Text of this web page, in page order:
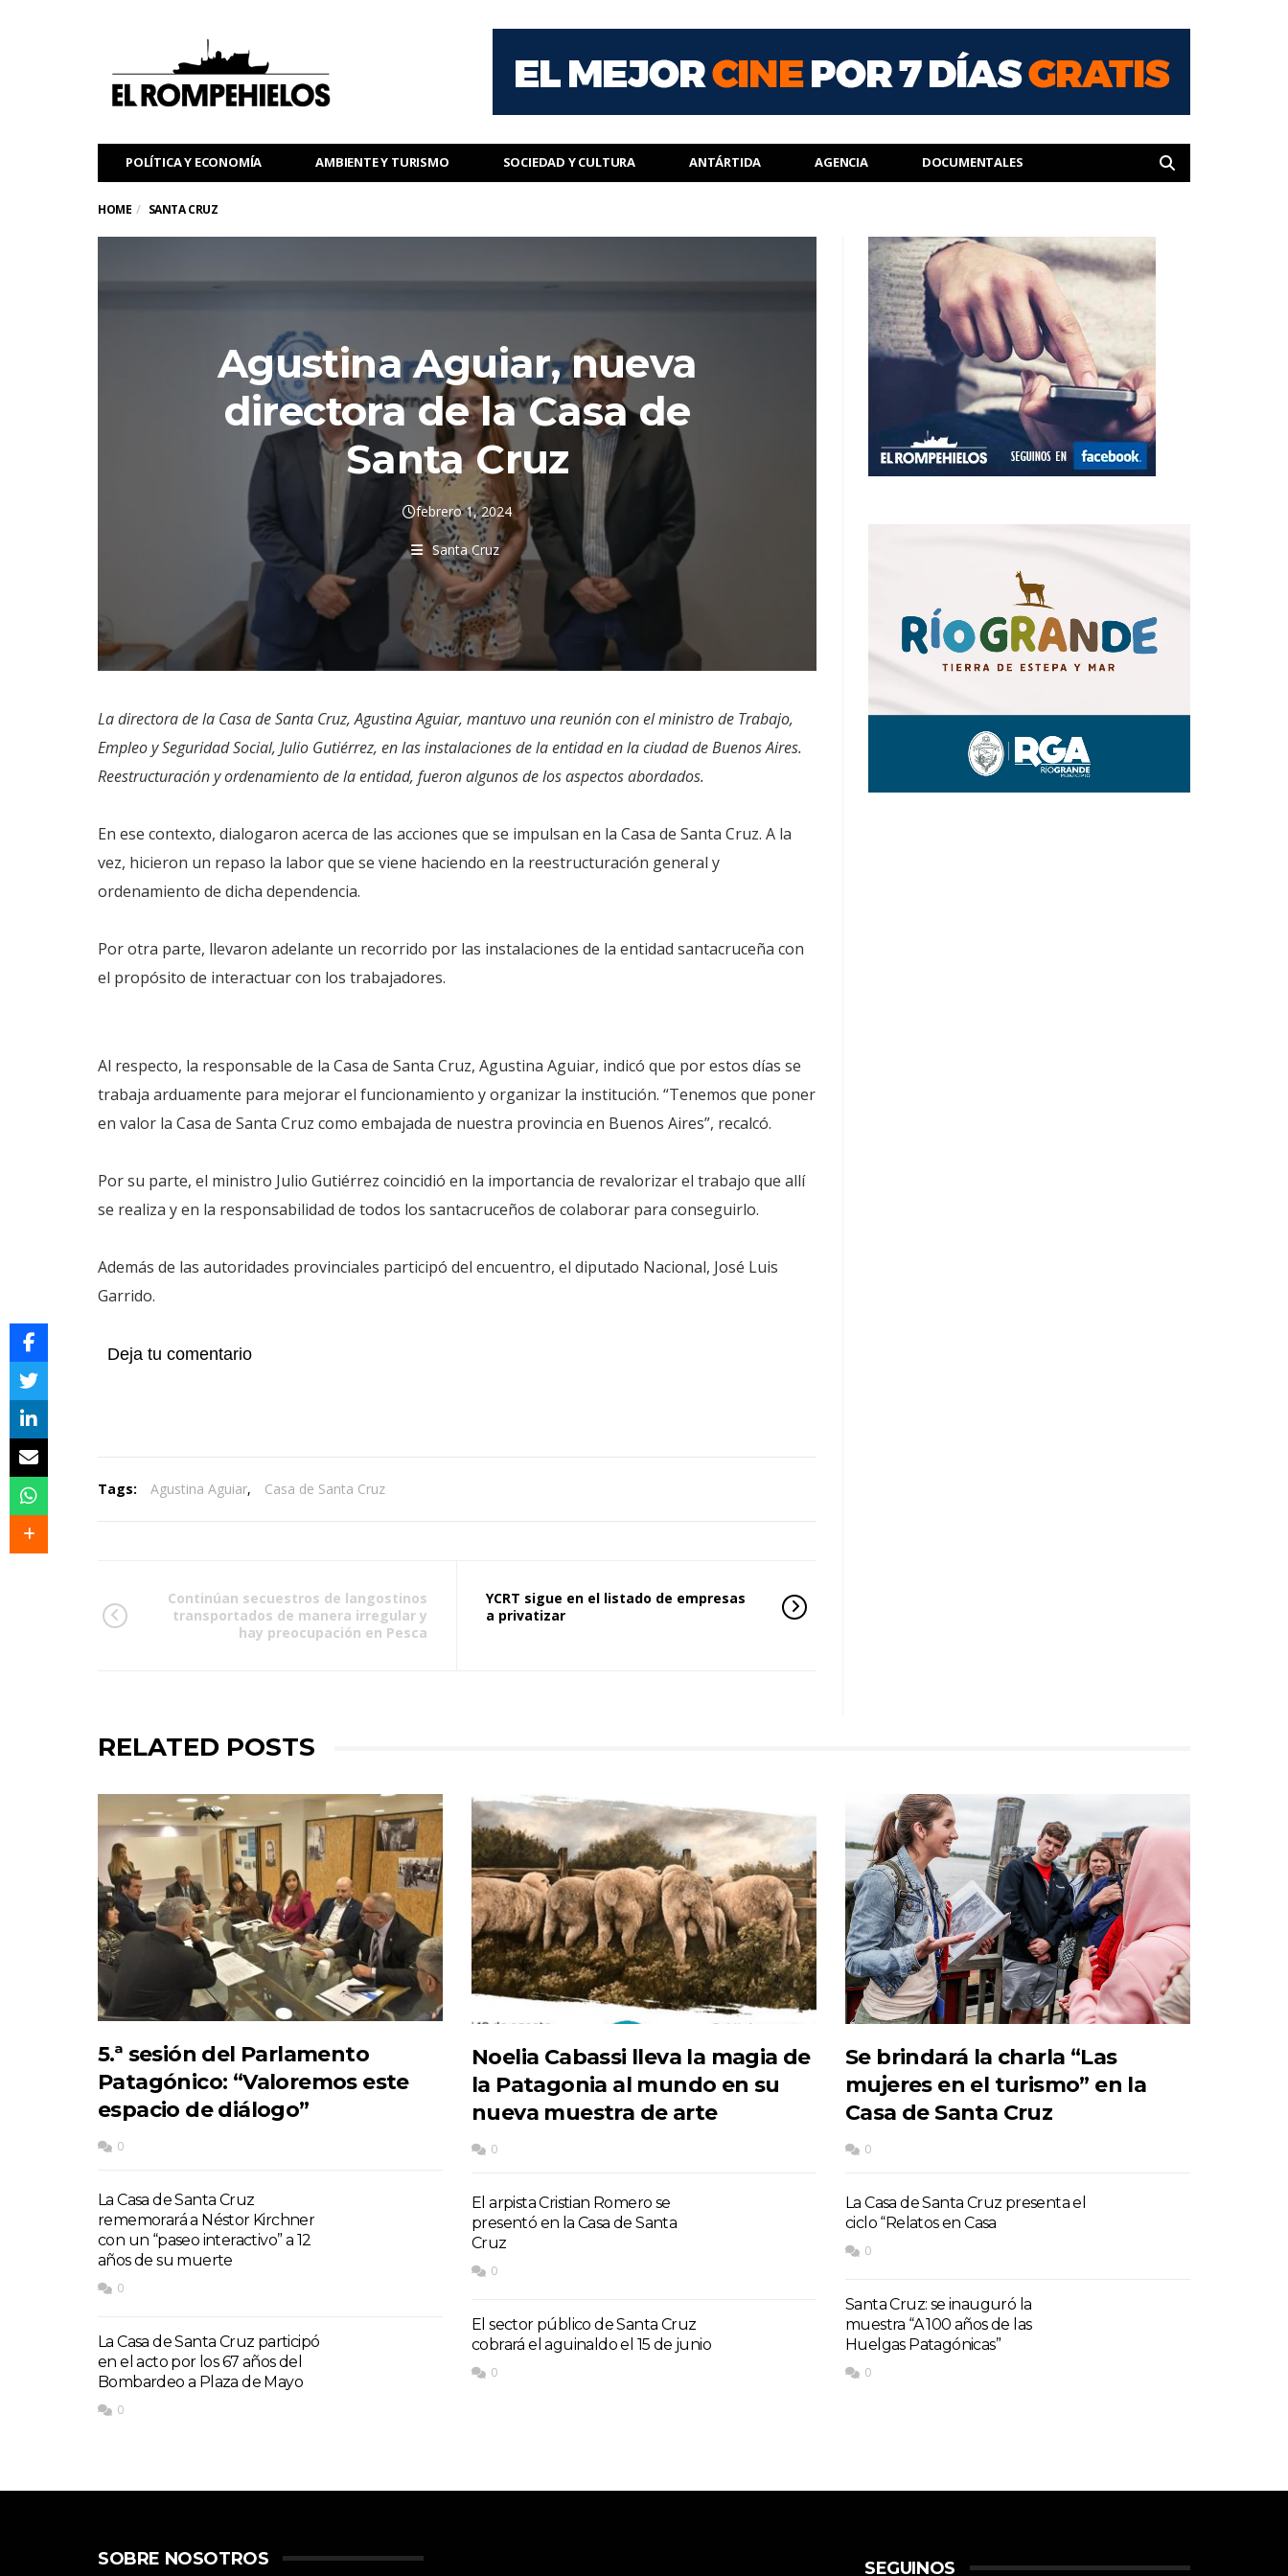
POLÍTICA Y ECONOMÍA AMBIENTE Y TURISMO SOCIEDAD Y CULTURA ANTÁRTIDA AGENCIA DOCUMENTALES
HOME SANTA CRUZ
Agustina Aguiar, nueva
directora de la Casa de
Santa Cruz
febrero 1, 2024
Santa Cruz
La directora de la Casa de Santa Cruz, Agustina Aguiar, mantuvo una reunión con el ministro de Trabajo,
Empleo y Seguridad Social, Julio Gutiérrez, en las instalaciones de la entidad en la ciudad de Buenos Aires.
Reestructuración y ordenamiento de la entidad, fueron algunos de los aspectos abordados.
En ese contexto, dialogaron acerca de las acciones que se impulsan en la Casa de Santa Cruz. A la
vez, hicieron un repaso la labor que se viene haciendo en la reestructuración general y
ordenamiento de dicha dependencia.
Por otra parte, llevaron adelante un recorrido por las instalaciones de la entidad santacruceña con
el propósito de interactuar con los trabajadores.
Al respecto, la responsable de la Casa de Santa Cruz, Agustina Aguiar, indicó que por estos días se
trabaja arduamente para mejorar el funcionamiento y organizar la institución. “Tenemos que poner
en valor la Casa de Santa Cruz como embajada de nuestra provincia en Buenos Aires”, recalcó.
Por su parte, el ministro Julio Gutiérrez coincidió en la importancia de revalorizar el trabajo que allí
se realiza y en la responsabilidad de todos los santacruceños de colaborar para conseguirlo.
Además de las autoridades provinciales participó del encuentro, el diputado Nacional, José Luis
Garrido.
Deja tu comentario
Tags: Agustina Aguiar, Casa de Santa Cruz
Continúan secuestros de langostinos
transportados de manera irregular y
hay preocupación en Pesca
YCRT sigue en el listado de empresas
a privatizar
RELATED POSTS
5.ª sesión del Parlamento
Patagónico: “Valoremos este
espacio de diálogo”
0
La Casa de Santa Cruz
rememorará a Néstor Kirchner
con un “paseo interactivo” a 12
años de su muerte
0
La Casa de Santa Cruz participó
en el acto por los 67 años del
Bombardeo a Plaza de Mayo
0
Noelia Cabassi lleva la magia de
la Patagonia al mundo en su
nueva muestra de arte
0
El arpista Cristian Romero se
presentó en la Casa de Santa
Cruz
0
El sector público de Santa Cruz
cobrará el aguinaldo el 15 de junio
0
Se brindará la charla “Las
mujeres en el turismo” en la
Casa de Santa Cruz
0
La Casa de Santa Cruz presenta el
ciclo “Relatos en Casa
0
Santa Cruz: se inauguró la
muestra “A 100 años de las
Huelgas Patagónicas”
0
SOBRE NOSOTROS SEGUINOS